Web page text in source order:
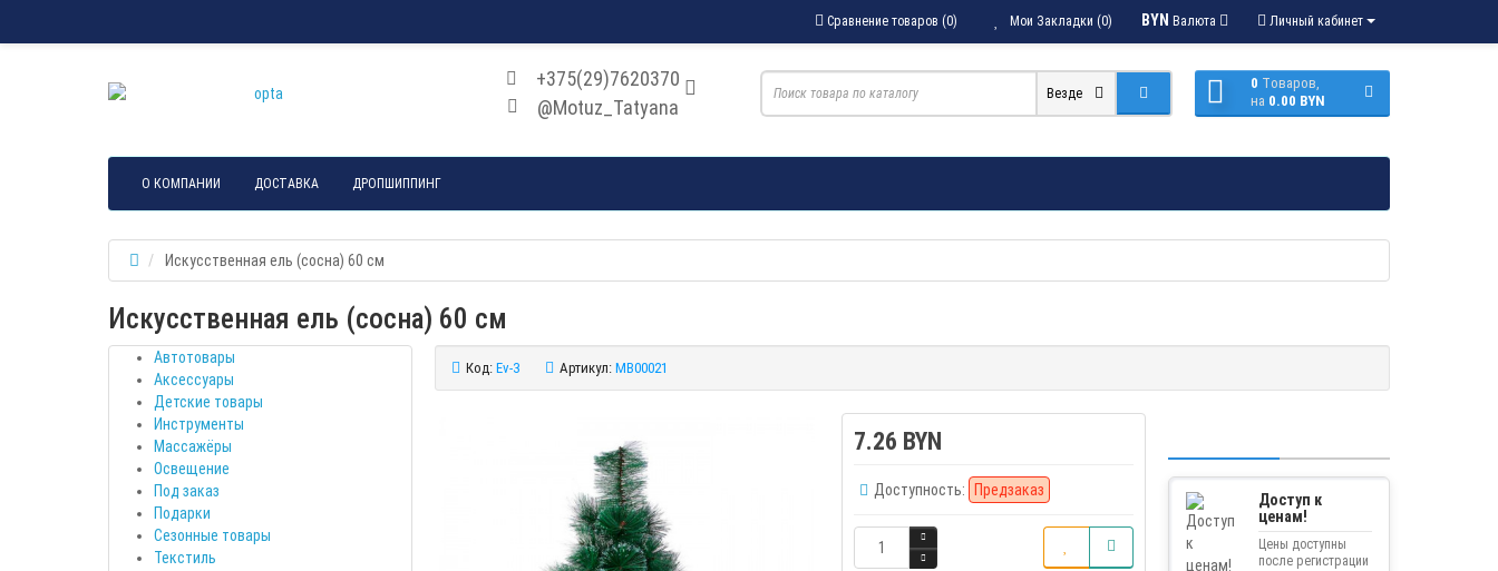
Личный кабинет
BYN Валюта
Мои Закладки (0)
Сравнение товаров (0)
+375(29)7620370
@Motuz_Tatyana
0 Tоваров,
на 0.00 BYN
Везде
О КОМПАНИИ ДОСТАВКА ДРОПШИППИНГ
Искусственная ель (сосна) 60 см
Искусственная ель (сосна) 60 см
Автотовары
Аксессуары
Детские товары
Инструменты
Массажёры
Освещение
Под заказ
Подарки
Сезонные товары
Текстиль
Код: Ev-3 Артикул: MB00021
7.26 BYN
Доступность: Предзаказ
Доступ к
ценам!
Цены доступны
после регистрации